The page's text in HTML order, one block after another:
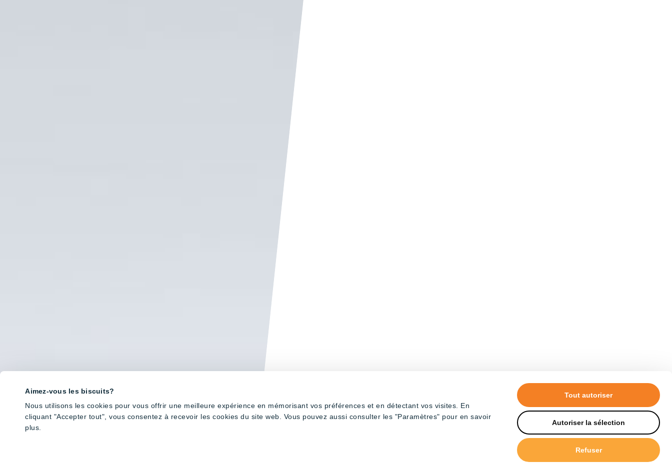
Aimez-vous les biscuits?
Nous utilisons les cookies pour vous offrir une meilleure expérience en mémorisant vos préférences et en détectant vos visites. En
cliquant "Accepter tout", vous consentez à recevoir les cookies du site web. Vous pouvez aussi consulter les "Paramètres" pour en savoir
plus.
Tout autoriser
Autoriser la sélection
Refuser